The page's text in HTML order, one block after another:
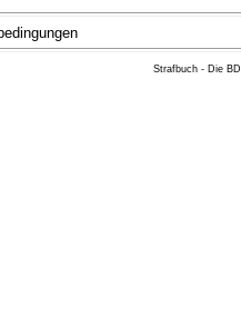
Daten k�nnen zur Analyse
personenbezogenen
Strafbuch - Die